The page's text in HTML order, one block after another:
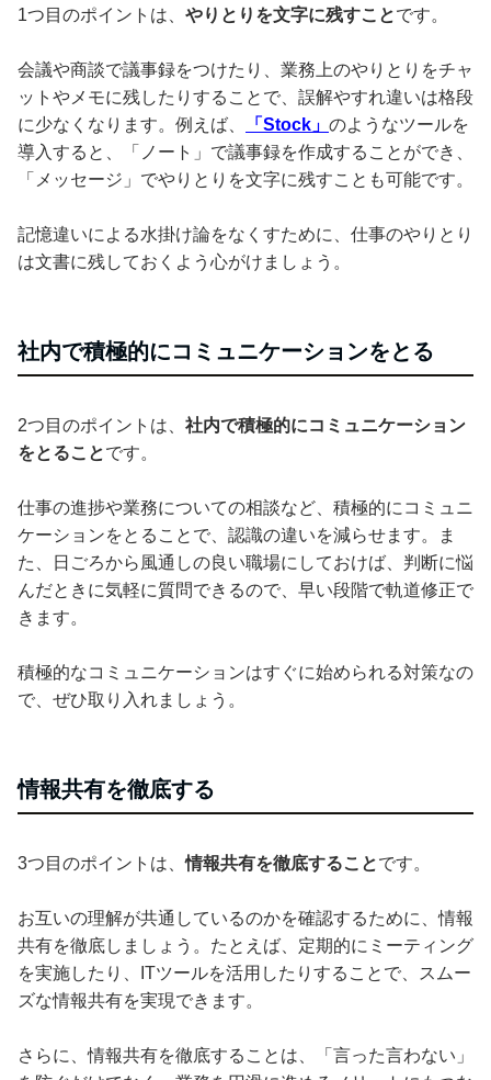
1つ目のポイントは、 やりとりを文字に残すことです。
会議や商談で議事録をつけたり、業務上のやりとりをチャ
ットやメモに残したりすることで、誤解やすれ違いは格段
に少なくなります。例えば、
「Stock」 のようなツールを
導入すると、「ノート」で議事録を作成することができ、
「メッセージ」でやりとりを文字に残すことも可能です。
記憶違いによる水掛け論をなくすために、仕事のやりとり
は文書に残しておくよう心がけましょう。
社内で積極的にコミュニケーションをとる
2つ目のポイントは、 社内で積極的にコミュニケーション
をとることです。
仕事の進捗や業務についての相談など、積極的にコミュニ
ケーションをとることで、認識の違いを減らせます。ま
た、日ごろから風通しの良い職場にしておけば、判断に悩
んだときに気軽に質問できるので、早い段階で軌道修正で
きます。
積極的なコミュニケーションはすぐに始められる対策なの
で、ぜひ取り入れましょう。
情報共有を徹底する
3つ目のポイントは、情報共有を徹底することです。
お互いの理解が共通しているのかを確認するために、情報
共有を徹底しましょう。たとえば、定期的にミーティング
を実施したり、ITツールを活用したりすることで、スムー
ズな情報共有を実現できます。
さらに、情報共有を徹底することは、「言った言わない」